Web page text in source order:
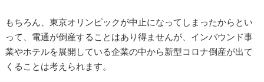
もちろん、東京オリンピックが中止になってしまったからとい
って、電通が倒産することはあり得ませんが、インバウンド事
業やホテルを展開している企業の中から新型コロナ倒産が出て
くることは考えられます。